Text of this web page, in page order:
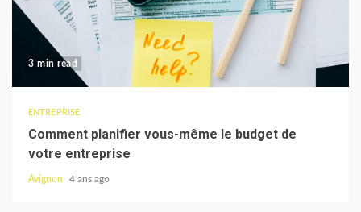
3 min read
ENTREPRISE
Comment planifier vous-même le budget de
votre entreprise
Avignon 4 ans ago